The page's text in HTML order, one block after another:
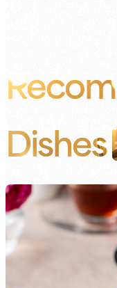
Dishes